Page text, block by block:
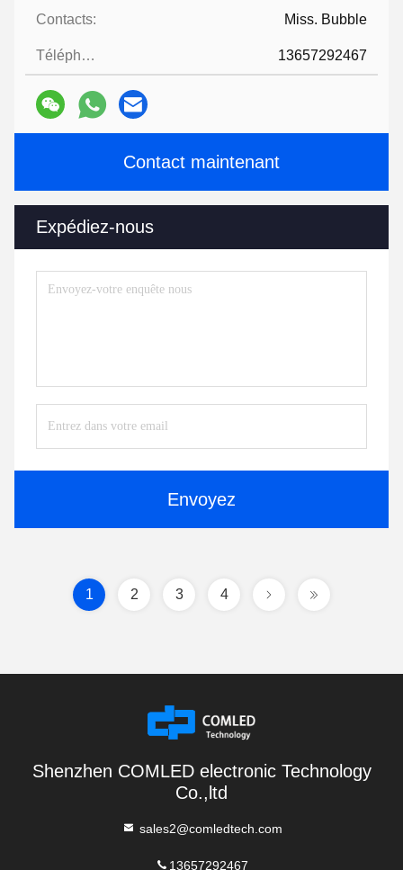
Contacts: Miss. Bubble
Téléphone: 13657292467
Contact maintenant
Expédiez-nous
Envoyez
1 2 3 4
Shenzhen COMLED electronic Technology
Co.,ltd
sales2@comledtech.com
13657292467